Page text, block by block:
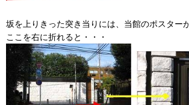
坂を上りきった突き当りには、当館のポスターが
ここを右に折れると・・・